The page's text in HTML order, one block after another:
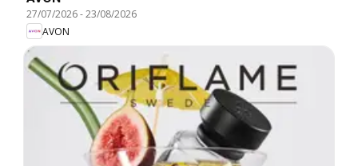
27/07/2026-23/08/2026
AVON